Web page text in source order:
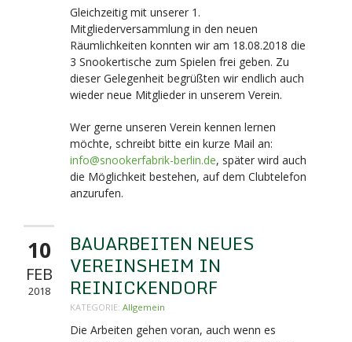
Gleichzeitig mit unserer 1.
Mitgliederversammlung in den neuen
Räumlichkeiten konnten wir am 18.08.2018 die
3 Snookertische zum Spielen frei geben. Zu
dieser Gelegenheit begrüßten wir endlich auch
wieder neue Mitglieder in unserem Verein.
Wer gerne unseren Verein kennen lernen
möchte, schreibt bitte ein kurze Mail an:
info@snookerfabrik-berlin.de, später wird auch
die Möglichkeit bestehen, auf dem Clubtelefon
anzurufen.
10
FEB
2018
BAUARBEITEN NEUES
VEREINSHEIM IN
REINICKENDORF
KATEGORIE: Allgemein
Die Arbeiten gehen voran, auch wenn es